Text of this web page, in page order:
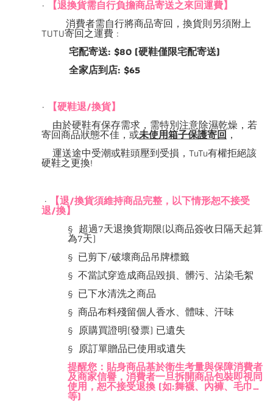
·
【退換貨需自行負擔商品寄送之來回運費】
消費者需自行將商品寄回，換貨則另須附上
TUTU寄回之運費 :
宅配寄送: $80 (硬鞋僅限宅配寄送)
全家店到店: $65
·
【硬鞋退/換貨】
由於硬鞋有保存需求，需特別注意除濕乾燥，若
寄回商品狀態不佳，或未使用箱子保護寄回，
運送途中受潮或鞋頭壓到受損， TuTu有權拒絕該
硬鞋之更換!
· 【退/換貨須維持商品完整，以下情形恕不接受
退/換】
§ 超過7天退換貨期限(以商品簽收日隔天起算
為7天)
§ 已剪下/破壞商品吊牌標籤
§ 不當試穿造成商品毀損、髒污、沾染毛絮
§ 已下水清洗之商品
§ 商品布料殘留個人香水、體味、汗味
§ 原購買證明(發票) 已遺失
§ 原訂單贈品已使用或遺失
提醒您：貼身商品基於衛生考量與保障消費者
及商家信譽，消費者一旦拆開商品包裝即視同
使用，恕不接受退換 (如:舞襪、內褲、毛巾…
等)